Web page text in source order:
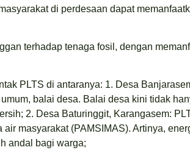
di perdesaan dapat
terhadap tenaga fosil, dengan
PLTS di antaranya: 1. Desa
balai desa. Balai desa kini tidak
2. Desa Baturinggit, Karangasem:
masyarakat (PAMSIMAS). Artinya,
andal bagi warga;